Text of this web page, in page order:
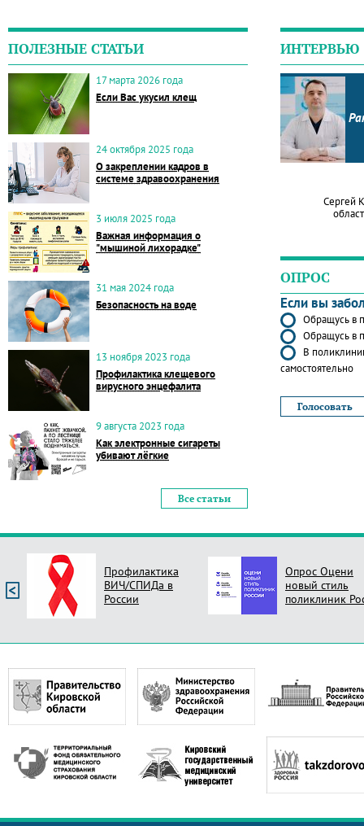
ПОЛЕЗНЫЕ СТАТЬИ
17 марта 2026 года
Если Вас укусил клещ
24 октября 2025 года
О закреплении кадров в
системе здравоохранения
3 июля 2025 года
Важная информация о
"мышиной лихорадке"
31 мая 2024 года
Безопасность на воде
13 ноября 2023 года
Профилактика клещевого
вирусного энцефалита
9 августа 2023 года
Как электронные сигареты
убивают лёгкие
Все статьи
ИНТЕРВЬЮ
Сергей
ОПРОС
Если вы
Обращусь в
Обращусь в
В
самостоятельно
Профилактика
ВИЧ/СПИДа в
России
Опрос Оцени
новый стиль
поликлиник